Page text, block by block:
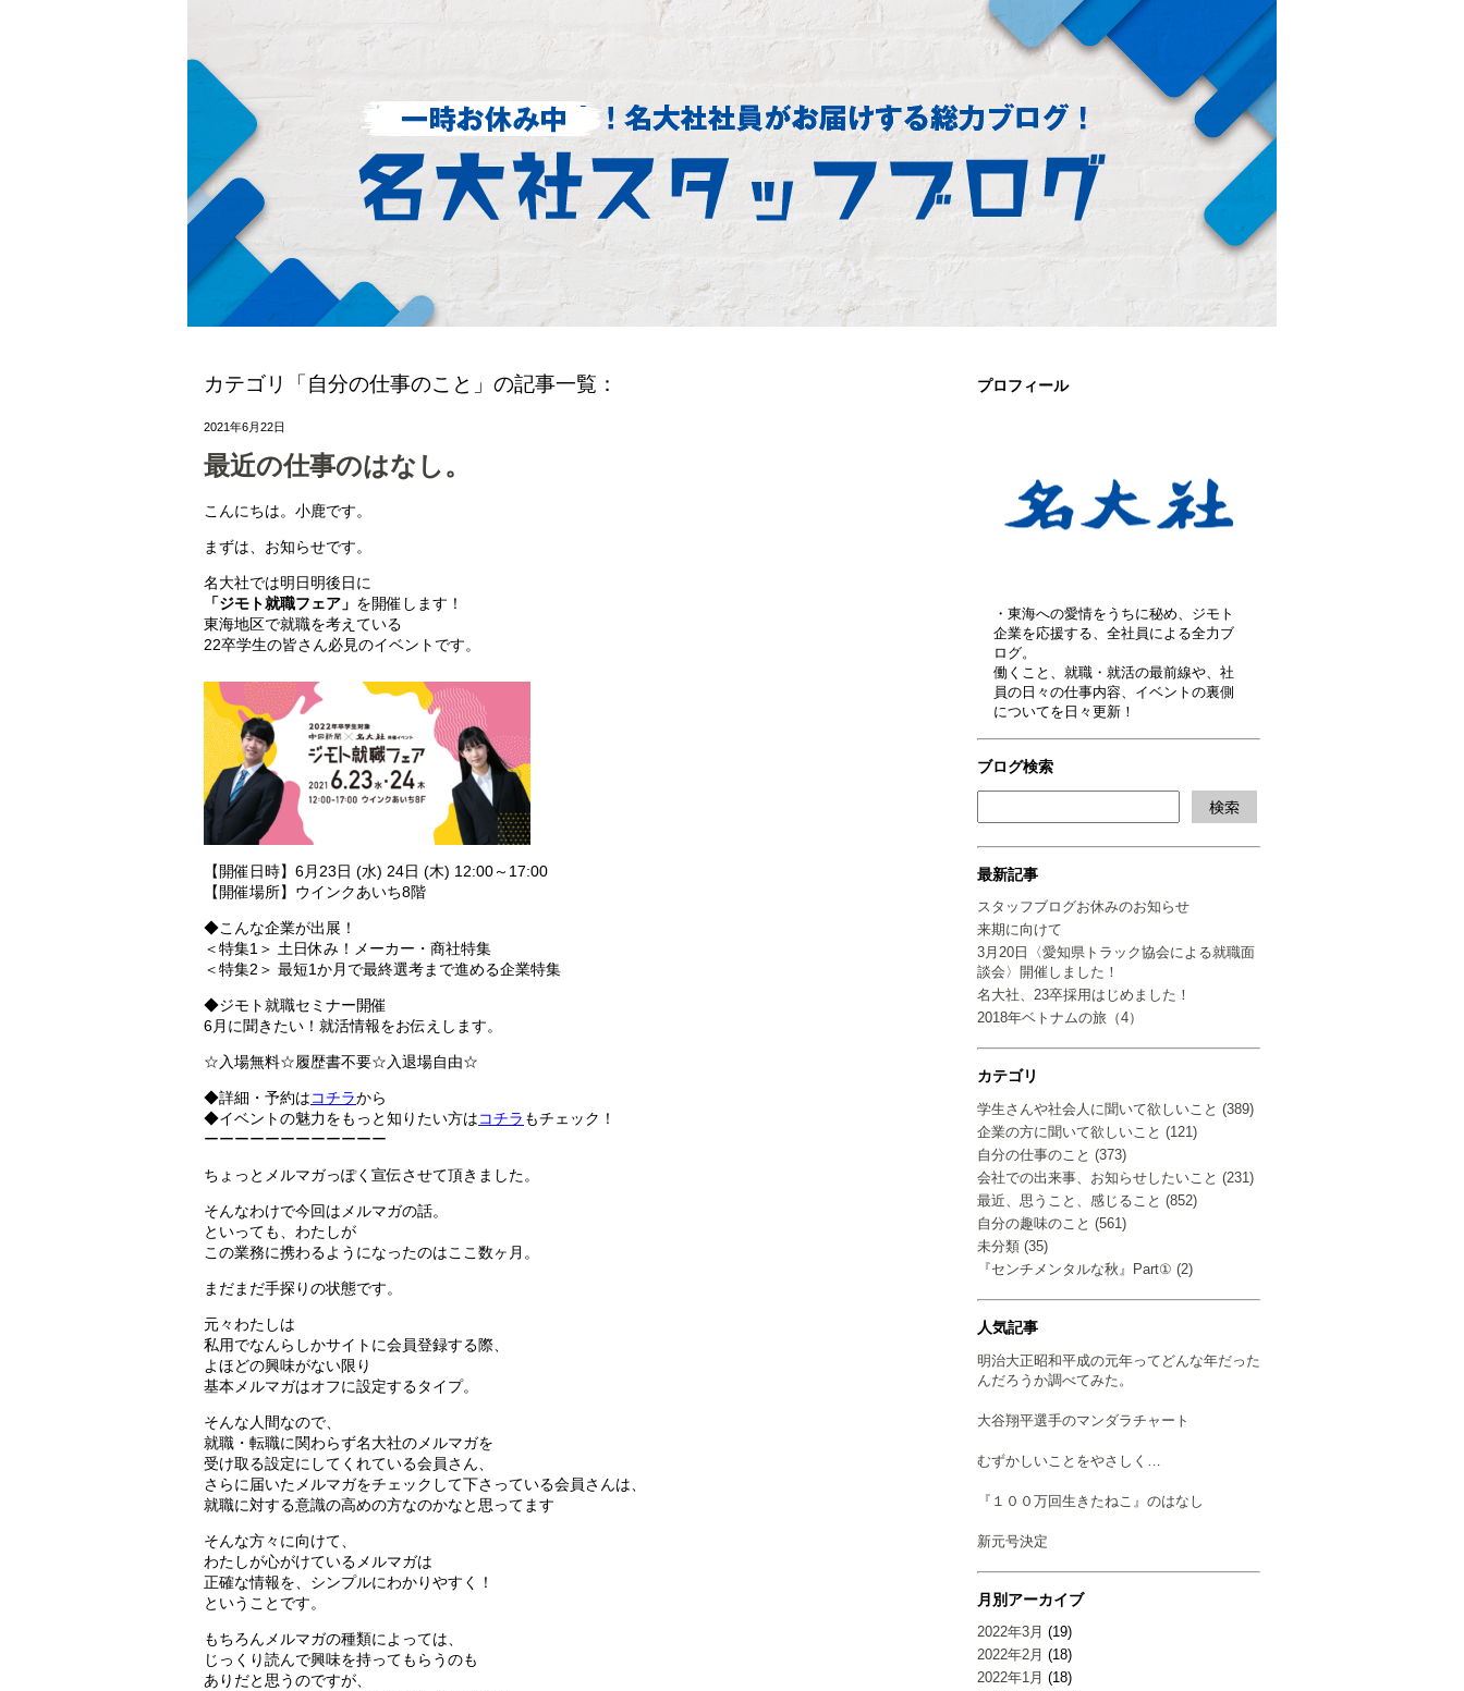
プロフィール
・東海への愛情をうちに秘め、ジモト
企業を応援する、全社員による全力ブ
ログ。
働くこと、就職・就活の最前線や、社
員の日々の仕事内容、イベントの裏側
についてを日々更新！
ブログ検索
最新記事
スタッフブログお休みのお知らせ
来期に向けて
3月20日〈愛知県トラック協会による就職面
談会〉開催しました！
名大社、23卒採用はじめました！
2018年ベトナムの旅（4）
カテゴリ
学生さんや社会人に聞いて欲しいこと (389)
企業の方に聞いて欲しいこと (121)
自分の仕事のこと (373)
会社での出来事、お知らせしたいこと (231)
最近、思うこと、感じること (852)
自分の趣味のこと (561)
未分類 (35)
『センチメンタルな秋』Part① (2)
人気記事
明治大正昭和平成の元年ってどんな年だった
んだろうか調べてみた。
大谷翔平選手のマンダラチャート
むずかしいことをやさしく…
『１００万回生きたねこ』のはなし
新元号決定
月別アーカイブ
2022年3月 (19)
2022年2月 (18)
2022年1月 (18)
カテゴリ「自分の仕事のこと」の記事一覧：
2021年6月22日
最近の仕事のはなし。
こんにちは。小鹿です。
まずは、お知らせです。
名大社では明日明後日に
「ジモト就職フェア」 を開催します！
東海地区で就職を考えている
22卒学生の皆さん必見のイベントです。
【開催日時】6月23日 (水) 24日 (木) 12:00～17:00
【開催場所】ウインクあいち8階
◆こんな企業が出展！
＜特集1＞ 土日休み！メーカー・商社特集
＜特集2＞ 最短1か月で最終選考まで進める企業特集
◆ジモト就職セミナー開催
6月に聞きたい！就活情報をお伝えします。
☆入場無料☆履歴書不要☆入退場自由☆
◆詳細・予約はコチラから
◆イベントの魅力をもっと知りたい方はコチラ もチェック！
ーーーーーーーーーーーー
ちょっとメルマガっぽく宣伝させて頂きました。
そんなわけで今回はメルマガの話。
といっても、わたしが
この業務に携わるようになったのはここ数ヶ月。
まだまだ手探りの状態です。
元々わたしは
私用でなんらしかサイトに会員登録する際、
よほどの興味がない限り
基本メルマガはオフに設定するタイプ。
そんな人間なので、
就職・転職に関わらず名大社のメルマガを
受け取る設定にしてくれている会員さん、
さらに届いたメルマガをチェックして下さっている会員さんは、
就職に対する意識の高めの方なのかなと思ってます
そんな方々に向けて、
わたしが心がけているメルマガは
正確な情報を、シンプルにわかりやすく！
ということです。
もちろんメルマガの種類によっては、
じっくり読んで興味を持ってもらうのも
ありだと思うのですが、